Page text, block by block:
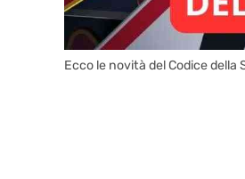
Ecco le novità del Codice